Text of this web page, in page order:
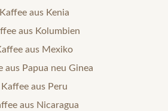
Kaffee aus Kenia
aus Kolumbien
aus Mexiko
aus Papua neu Ginea
Kaffee aus Peru
aus Nicaragua